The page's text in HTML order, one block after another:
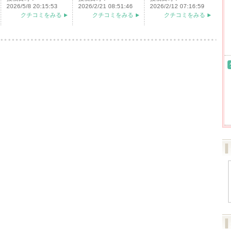
2026/5/8 20:15:53
クチコミをみる
2026/2/21 08:51:46
クチコミをみる
2026/2/12 07:16:59
クチコミをみる